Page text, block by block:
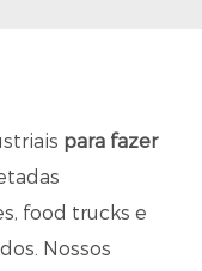
para fazer
food trucks e
Nossos